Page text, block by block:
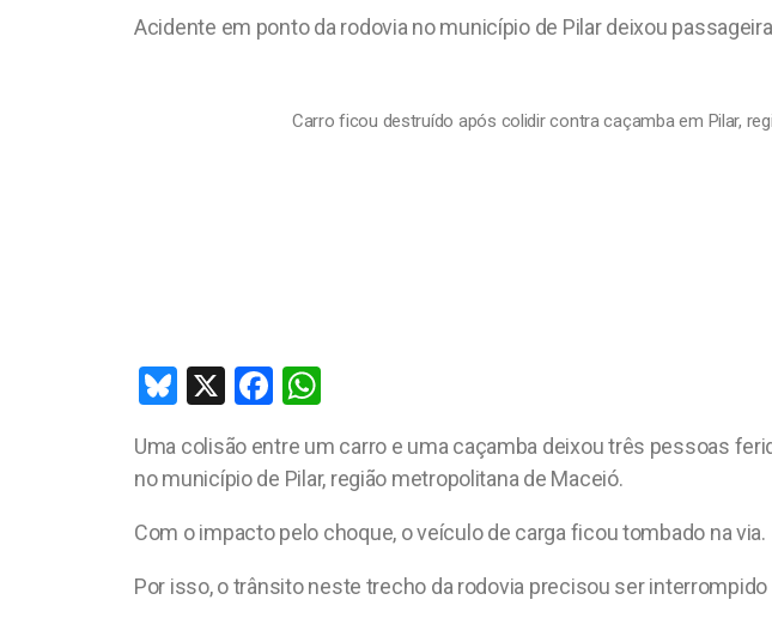
Acidente em ponto da rodovia no município de Pilar deixou
Carro ficou destruído após colidir contra caçamba em Pilar,
Bl
es
ky
X
F
ce
b
o
o
at
s
A
p
Uma colisão entre um carro e uma caçamba deixou três pessoas
no município de Pilar, região metropolitana de Maceió.
Com o impacto pelo choque, o veículo de carga ficou tombado na via.
Por isso, o trânsito neste trecho da rodovia precisou ser interrompido